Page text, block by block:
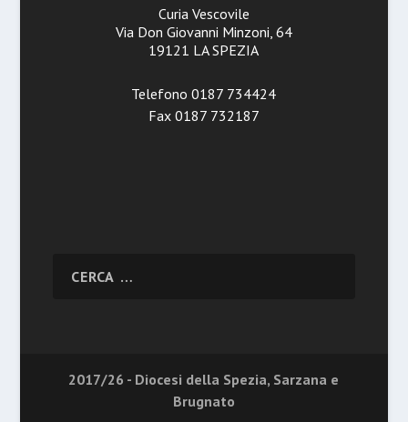
Curia Vescovile
Via Don Giovanni Minzoni, 64
19121 LA SPEZIA
Telefono 0187 734424
Fax 0187 732187
2017/26 - Diocesi della Spezia, Sarzana e
Brugnato